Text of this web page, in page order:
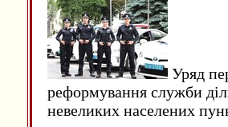
Уряд
реформування служби
невеликих населених